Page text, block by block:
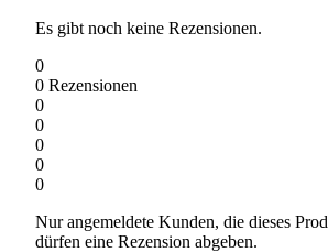
Es gibt noch keine Rezensionen.
0
0 Rezensionen
0
0
0
0
0
Nur angemeldete Kunden, die dieses
dürfen eine Rezension abgeben.